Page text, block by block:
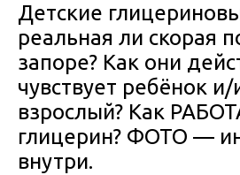
Детские
реальная ли скорая
запоре? Как они
чувствует ребёнок и/
взрослый? Как
глицерин? ФОТО —
внутри.